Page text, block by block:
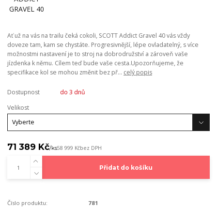
Ať už na vás na trailu čeká cokoli, SCOTT Addict Gravel 40 vás vždy
doveze tam, kam se chystáte. Progresivnější, lépe ovladatelný, s více
možnostmi nastavení je to stroj na dobrodružství a zároveň vaše
jízdenka k němu. Cílem teď bude vaše cesta.Upozorňujeme, že
specifikace kol se mohou změnit bez př... celý popis
Dostupnost
do 3 dnů
Velikost
71 389 Kč/ks58 999 Kčbez DPH
Přidat do košíku
Číslo produktu: 781